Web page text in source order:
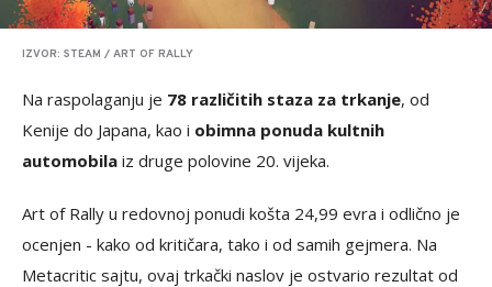
IZVOR: STEAM / ART OF RALLY
Na raspolaganju je 78 različitih staza za trkanje, od
Kenije do Japana, kao i obimna ponuda kultnih
automobila iz druge polovine 20. vijeka.
Art of Rally u redovnoj ponudi košta 24,99 evra i odlično je
ocenjen - kako od kritičara, tako i od samih gejmera. Na
Metacritic sajtu, ovaj trkački naslov je ostvario rezultat od